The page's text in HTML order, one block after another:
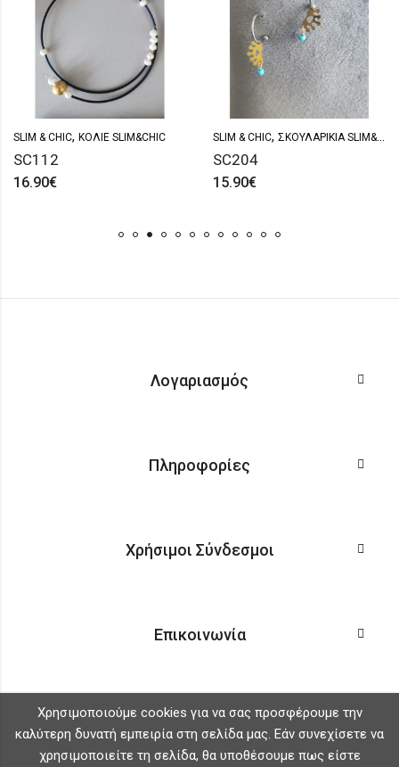
SLIM & CHIC, ΚΟΛΙΈ SLIM&CHIC
SC112
16.90€
SLIM & CHIC, ΣΚΟΥΛΑΡΊΚΙΑ SLIM&CHIC
SC204
15.90€
Λογαριασμός
Πληροφορίες
Χρήσιμοι Σύνδεσμοι
Επικοινωνία
Χρησιμοποιούμε cookies για να σας προσφέρουμε την
καλύτερη δυνατή εμπειρία στη σελίδα μας. Εάν συνεχίσετε να
χρησιμοποιείτε τη σελίδα, θα υποθέσουμε πως είστε